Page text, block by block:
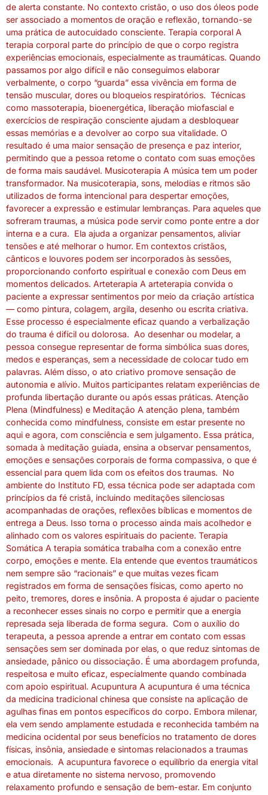
de alerta constante. No contexto cristão, o uso dos óleos pode
ser associado a momentos de oração e reflexão, tornando-se
uma prática de autocuidado consciente. Terapia corporal A
terapia corporal parte do princípio de que o corpo registra
experiências emocionais, especialmente as traumáticas. Quando
passamos por algo difícil e não conseguimos elaborar
verbalmente, o corpo “guarda” essa vivência em forma de
tensão muscular, dores ou bloqueios respiratórios. Técnicas
como massoterapia, bioenergética, liberação miofascial e
exercícios de respiração consciente ajudam a desbloquear
essas memórias e a devolver ao corpo sua vitalidade. O
resultado é uma maior sensação de presença e paz interior,
permitindo que a pessoa retome o contato com suas emoções
de forma mais saudável. Musicoterapia A música tem um poder
transformador. Na musicoterapia, sons, melodias e ritmos são
utilizados de forma intencional para despertar emoções,
favorecer a expressão e estimular lembranças. Para aqueles que
sofreram traumas, a música pode servir como ponte entre a dor
interna e a cura. Ela ajuda a organizar pensamentos, aliviar
tensões e até melhorar o humor. Em contextos cristãos,
cânticos e louvores podem ser incorporados às sessões,
proporcionando conforto espiritual e conexão com Deus em
momentos delicados. Arteterapia A arteterapia convida o
paciente a expressar sentimentos por meio da criação artística
— como pintura, colagem, argila, desenho ou escrita criativa.
Esse processo é especialmente eficaz quando a verbalização
do trauma é difícil ou dolorosa. Ao desenhar ou modelar, a
pessoa consegue representar de forma simbólica suas dores,
medos e esperanças, sem a necessidade de colocar tudo em
palavras. Além disso, o ato criativo promove sensação de
autonomia e alívio. Muitos participantes relatam experiências de
profunda libertação durante ou após essas práticas. Atenção
Plena (Mindfulness) e Meditação A atenção plena, também
conhecida como mindfulness, consiste em estar presente no
aqui e agora, com consciência e sem julgamento. Essa prática,
somada à meditação guiada, ensina a observar pensamentos,
emoções e sensações corporais de forma compassiva, o que é
essencial para quem lida com os efeitos dos traumas. No
ambiente do Instituto FD, essa técnica pode ser adaptada com
princípios da fé cristã, incluindo meditações silenciosas
acompanhadas de orações, reflexões bíblicas e momentos de
entrega a Deus. Isso torna o processo ainda mais acolhedor e
alinhado com os valores espirituais do paciente. Terapia
Somática A terapia somática trabalha com a conexão entre
corpo, emoções e mente. Ela entende que eventos traumáticos
nem sempre são “racionais” e que muitas vezes ficam
registrados em forma de sensações físicas, como aperto no
peito, tremores, dores e insônia. A proposta é ajudar o paciente
a reconhecer esses sinais no corpo e permitir que a energia
represada seja liberada de forma segura. Com o auxílio do
terapeuta, a pessoa aprende a entrar em contato com essas
sensações sem ser dominada por elas, o que reduz sintomas de
ansiedade, pânico ou dissociação. É uma abordagem profunda,
respeitosa e muito eficaz, especialmente quando combinada
com apoio espiritual. Acupuntura A acupuntura é uma técnica
da medicina tradicional chinesa que consiste na aplicação de
agulhas finas em pontos específicos do corpo. Embora milenar,
ela vem sendo amplamente estudada e reconhecida também na
medicina ocidental por seus benefícios no tratamento de dores
físicas, insônia, ansiedade e sintomas relacionados a traumas
emocionais. A acupuntura favorece o equilíbrio da energia vital
e atua diretamente no sistema nervoso, promovendo
relaxamento profundo e sensação de bem-estar. Em conjunto